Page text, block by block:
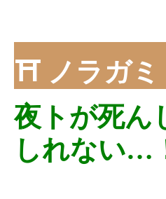
⛩ ノラガミ
夜トが死ん
しれない…